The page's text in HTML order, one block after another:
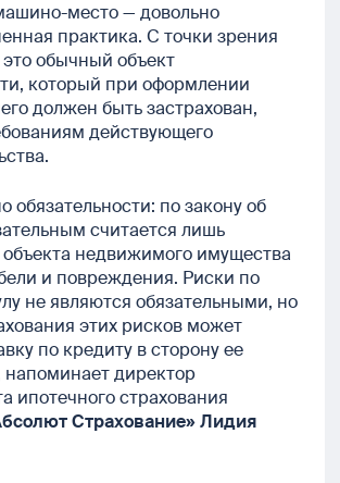
место — довольно
практика. С точки зрения
обычный объект
который при оформлении
должен быть застрахован,
действующего
обязательности: по закону об
считается лишь
объекта недвижимого имущества
и повреждения. Риски по
не являются обязательными, но
этих рисков может
по кредиту в сторону ее
директор
ипотечного страхования
Страхование»Лидия